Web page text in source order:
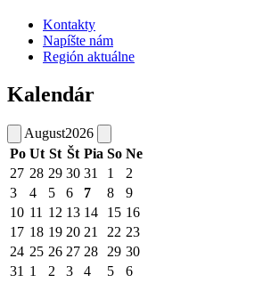
Kontakty
Napíšte nám
Región aktuálne
Kalendár
August2026
Po Ut St Št Pia So Ne
27 28 29 30 31 1
2
3
4 5 6 7 8
9
10 11 12 13 14 15 16
17 18 19 20 21 22 23
24 25 26 27 28 29 30
31 1 2 3 4 5 6